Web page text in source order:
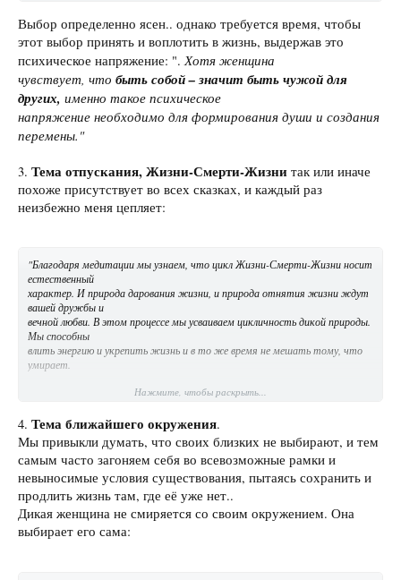
Выбор определенно ясен.. однако требуется время, чтобы
этот выбор принять и воплотить в жизнь, выдержав это
психическое напряжение: ". Хотя женщина
чувствует, что быть собой – значит быть чужой для
других, именно такое психическое
напряжение необходимо для формирования души и создания
перемены."
3. Тема отпускания, Жизни-Смерти-Жизни так или иначе
похоже присутствует во всех сказках, и каждый раз
неизбежно меня цепляет:
"Благодаря медитации мы узнаем, что цикл Жизни-Смерти-Жизни носит
естественный
характер. И природа дарования жизни, и природа отнятия жизни ждут
вашей дружбы и
вечной любви. В этом процессе мы усваиваем цикличность дикой природы.
Мы способны
влить энергию и укрепить жизнь и в то же время не мешать тому, что
умирает.
Для большинства женщин решение позволить умереть не противоречит
оно противоречит их воспитанию. Но это можно изменить. В los ovarios
все мы знаем, когда
время жить, а когда умирать. Бывает, что по разным причинам мы
пытаемся себя обмануть, но все равно знаем".
Нажмите, чтобы раскрыть...
4. Тема ближайшего окружения.
Мы привыкли думать, что своих близких не выбирают, и тем
самым часто загоняем себя во всевозможные рамки и
невыносимые условия существования, пытаясь сохранить и
продлить жизнь там, где её уже нет..
Дикая женщина не смиряется со своим окружением. Она
выбирает его сама: